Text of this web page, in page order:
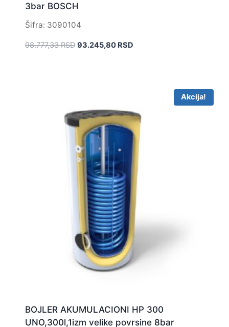
3bar BOSCH
Šifra: 3090104
98.777,33RSD Originalna
93.245,80 RSDTrenutna
Akcija!
BOJLER AKUMULACIONI HP 300
UNO,300l,1izm velike povrsine 8bar